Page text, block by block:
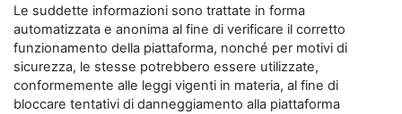
Le suddette informazioni sono trattate in forma
automatizzata e anonima al fine di verificare il corretto
funzionamento della piattaforma, nonché per motivi di
sicurezza, le stesse potrebbero essere utilizzate,
conformemente alle leggi vigenti in materia, al fine di
bloccare tentativi di danneggiamento alla piattaforma